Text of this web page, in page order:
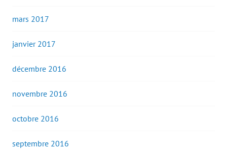
mars 2017
janvier 2017
décembre 2016
novembre 2016
octobre 2016
septembre 2016